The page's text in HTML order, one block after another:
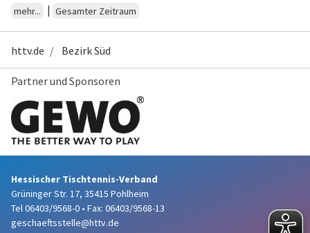
mehr...
| Gesamter Zeitraum
httv.de Bezirk Süd
Partner und Sponsoren
Hessischer Tischtennis-Verband
Grüninger Str. 17, 35415 Pohlheim
Tel 06403/9568-0 • Fax: 06403/9568-13
geschaeftsstelle@httv.de